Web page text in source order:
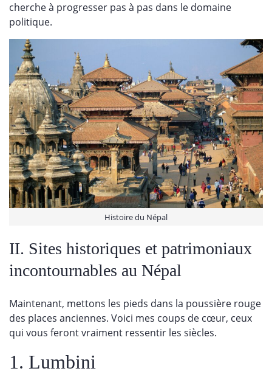
cherche à progresser pas à pas dans le domaine
politique.
Histoire du Népal
II. Sites historiques et patrimoniaux
incontournables au Népal
Maintenant, mettons les pieds dans la poussière rouge
des places anciennes. Voici mes coups de cœur, ceux
qui vous feront vraiment ressentir les siècles.
1. Lumbini